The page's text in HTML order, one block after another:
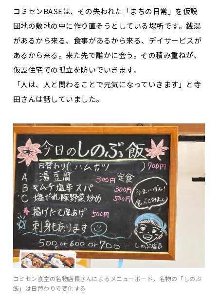
コミセンBASEは、その失われた「まちの日常」を仮設
団地の敷地の中に作り直そうとしている場所です。銭湯
があるから来る、食事があるから来る、デイサービスが
あるから来る。来た先で誰かに会う。その積み重ねが、
仮設住宅での孤立を防いでいきます。
「人は、人と関わることで元気になっていきます」と寺
田さんは話していました。
コミセン食堂の名物店長さんによるメニューボード。名物の「しのぶ
飯」は日替わりで変化する